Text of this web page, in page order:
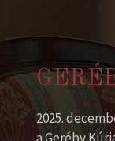
2025.